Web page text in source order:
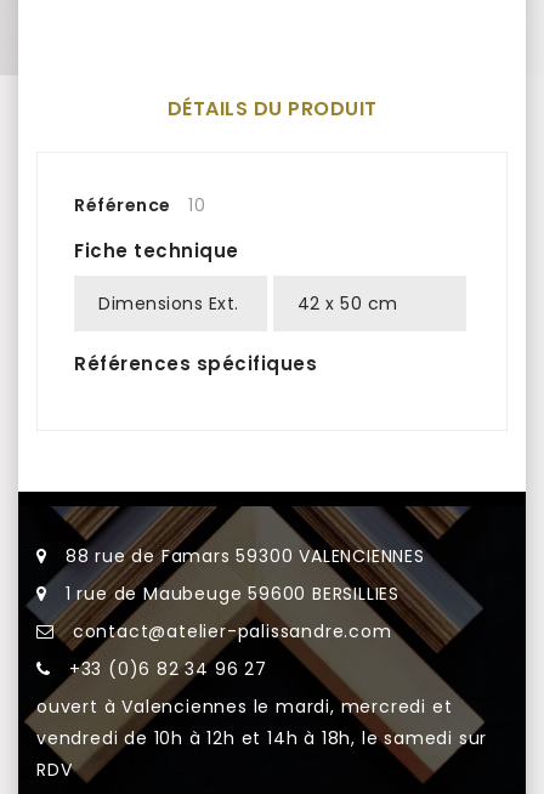
DÉTAILS DU PRODUIT
Référence 10
Fiche technique
Dimensions Ext. 42 x 50 cm
Références spécifiques
88 rue de Famars 59300 VALENCIENNES
1 rue de Maubeuge 59600 BERSILLIES
contact@atelier-palissandre.com
+33 (0)6 82 34 96 27
ouvert à Valenciennes le mardi, mercredi et
vendredi de 10h à 12h et 14h à 18h, le samedi sur
RDV